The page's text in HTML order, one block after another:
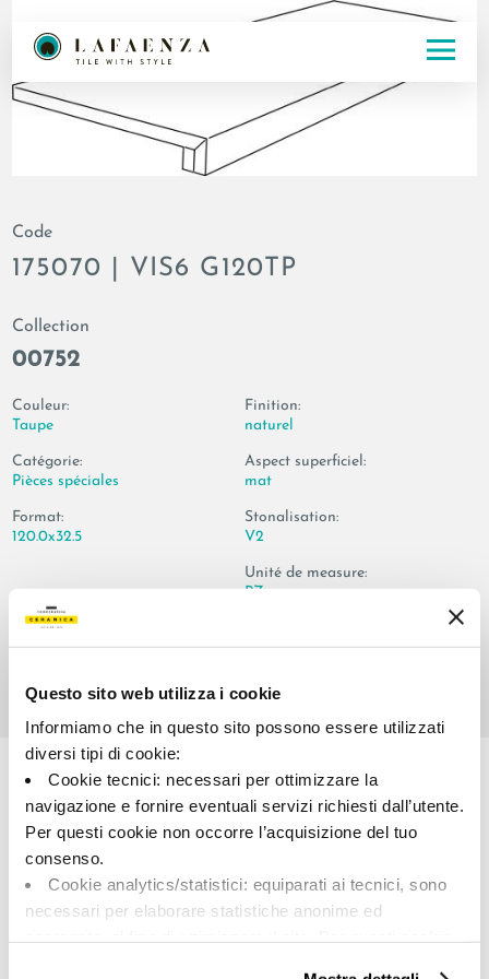
Questo sito web utilizza i cookie
Informiamo che in questo sito possono essere utilizzati
diversi tipi di cookie:
Cookie tecnici: necessari per ottimizzare la
navigazione e fornire eventuali servizi richiesti dall’utente.
Per questi cookie non occorre l’acquisizione del tuo
consenso.
Cookie analytics/statistici: equiparati ai tecnici, sono
necessari per elaborare statistiche anonime ed
Code
175070 | VIS6 G120TP
Collection
00752
Couleur:
Taupe
Catégorie:
Pièces spéciales
Format:
120.0x32.5
Finition:
naturel
Aspect superficiel:
mat
Stonalisation:
V2
Unité de measure:
PZ
Share: